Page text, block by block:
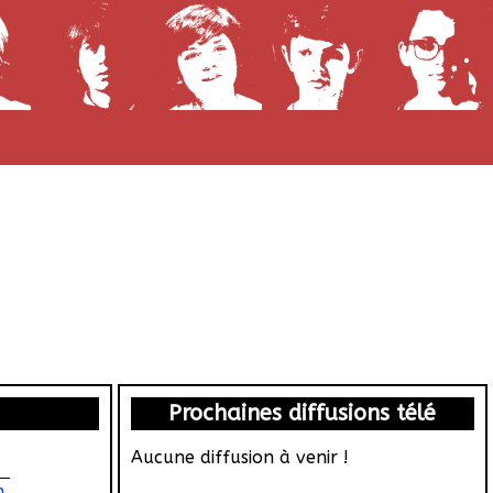
Prochaines diffusions télé
Aucune diffusion à venir !